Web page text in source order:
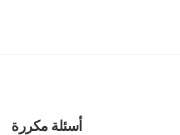
أسئلة مكررة